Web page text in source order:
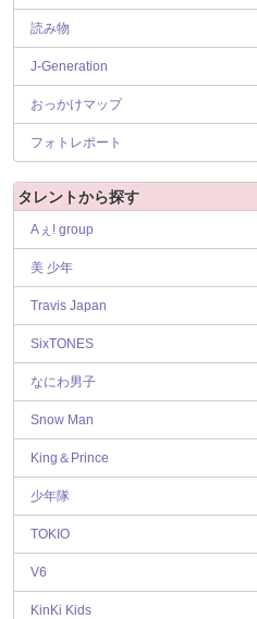
読み物
J-Generation
おっかけマップ
フォトレポート
タレントから探す
Aぇ! group
美 少年
Travis Japan
SixTONES
なにわ男子
Snow Man
King＆Prince
少年隊
TOKIO
V6
KinKi Kids